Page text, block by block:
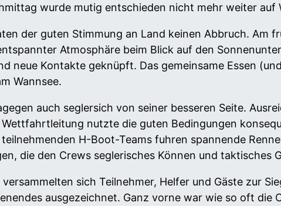
wurde mutig entschieden nicht mehr weiter auf
der guten Stimmung an Land keinen Abbruch. Am
Atmosphäre beim Blick auf den
neue Kontakte geknüpft. Das gemeinsame Essen
Wannsee.
auch seglersich von seiner besseren Seite.
nutzte die guten Bedingungen
H-Boot-Teams fuhren spannende
die den Crews seglerisches Können und taktisches
sich Teilnehmer, Helfer und Gäste zur
ausgezeichnet. Ganz vorne war wie so oft die